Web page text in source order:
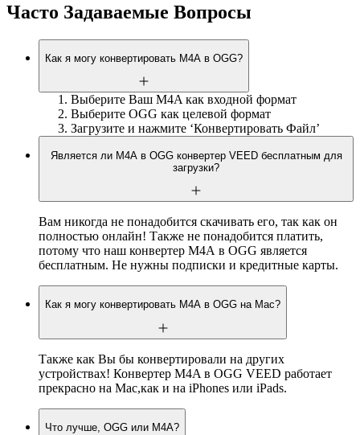
Часто Задаваемые Вопросы
Как я могу конвертировать M4A в OGG?
Выберите Ваш M4A как входной формат
Выберите OGG как целевой формат
Загрузите и нажмите ‘Конвертировать Файл’
Является ли M4A в OGG конвертер VEED бесплатным для
загрузки?
Вам никогда не понадобится скачивать его, так как он
полностью онлайн! Также не понадобится платить,
потому что наш конвертер M4А в OGG является
бесплатным. Не нужны подписки и кредитные карты.
Как я могу конвертировать M4A в OGG на Mac?
Также как Вы бы конвертировали на других
устройствах! Конвертер M4A в OGG VEED работает
прекрасно на Mac,как и на iPhones или iPads.
Что лучше, OGG или M4A?